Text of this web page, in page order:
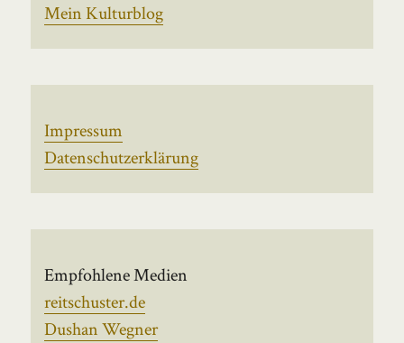
Mein Kulturblog
Impressum
Datenschutzerklärung
Empfohlene Medien
reitschuster.de
Dushan Wegner